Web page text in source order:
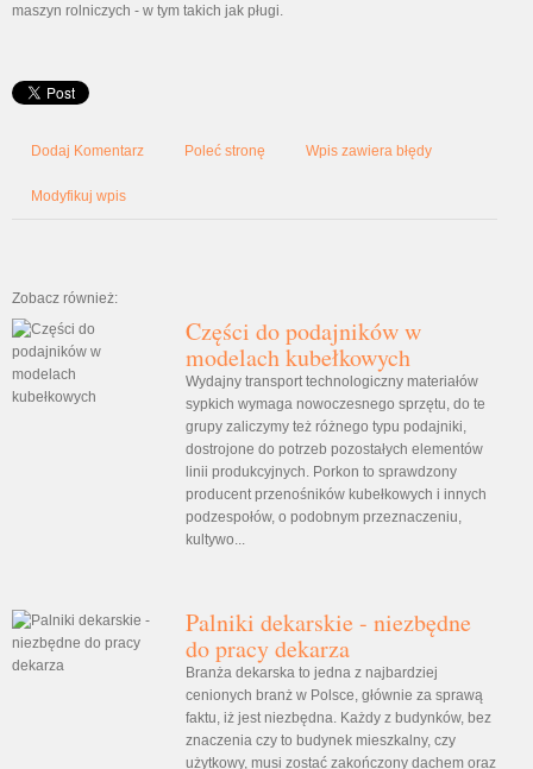
maszyn rolniczych - w tym takich jak pługi.
Dodaj Komentarz Poleć stronę Wpis zawiera błędy
Modyfikuj wpis
Zobacz również:
Części do podajników w
modelach kubełkowych
Wydajny transport technologiczny materiałów
sypkich wymaga nowoczesnego sprzętu, do te
grupy zaliczymy też różnego typu podajniki,
dostrojone do potrzeb pozostałych elementów
linii produkcyjnych. Porkon to sprawdzony
producent przenośników kubełkowych i innych
podzespołów, o podobnym przeznaczeniu,
kultywo...
Palniki dekarskie - niezbędne
do pracy dekarza
Branża dekarska to jedna z najbardziej
cenionych branż w Polsce, głównie za sprawą
faktu, iż jest niezbędna. Każdy z budynków, bez
znaczenia czy to budynek mieszkalny, czy
użytkowy, musi zostać zakończony dachem oraz